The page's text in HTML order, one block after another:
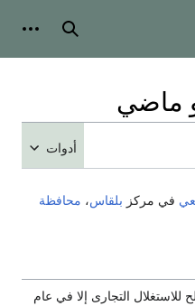
أدوات شخصية
، محافظة
إلا في عام